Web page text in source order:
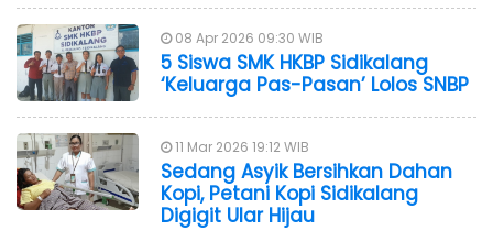
08 Apr 2026 09:30 WIB
5 Siswa SMK HKBP Sidikalang
‘Keluarga Pas-Pasan’ Lolos SNBP
11 Mar 2026 19:12 WIB
Sedang Asyik Bersihkan Dahan
Kopi, Petani Kopi Sidikalang
Digigit Ular Hijau